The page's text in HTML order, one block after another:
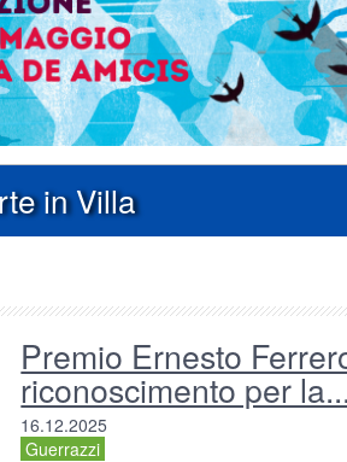
in Villa
Foto del Contenuto
Premio Ernesto
riconoscimento per
16.12.2025
Guerrazzi